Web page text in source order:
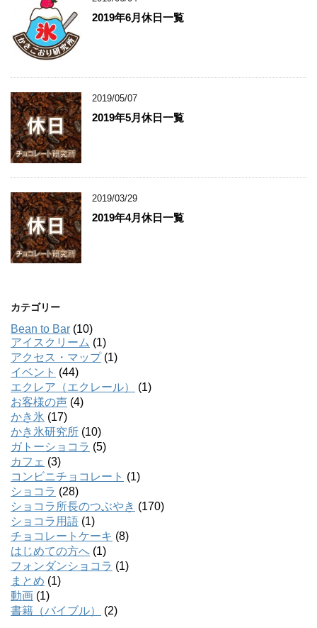
2019年6月休日一覧
2019/05/07
2019年5月休日一覧
2019/03/29
2019年4月休日一覧
カテゴリー
Bean to Bar (10)
アイスクリーム (1)
アクセス・マップ(1)
イベント (44)
エクレア（エクレール）
(1)
お客様の声 (4)
かき氷 (17)
かき氷研究所 (10)
ガトーショコラ (5)
カフェ (3)
コンビニチョコレート (1)
ショコラ (28)
ショコラ所長のつぶやき (170)
ショコラ用語 (1)
チョコレートケーキ (8)
はじめての方へ (1)
フォンダンショコラ (1)
まとめ (1)
動画 (1)
書籍（バイブル）
(2)